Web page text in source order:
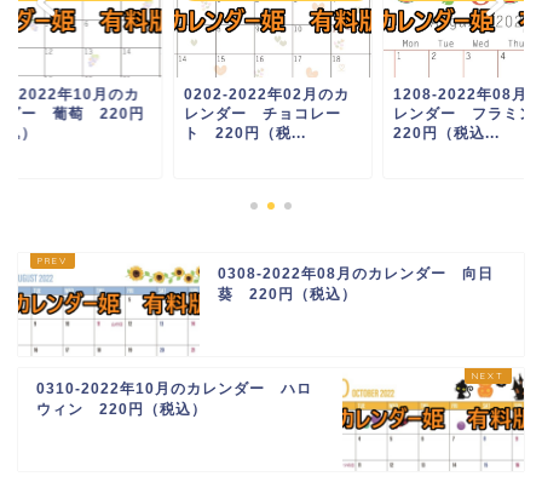
2022年10月のカ
ダー 葡萄 220円
）
0202-2022年02月のカ
レンダー チョコレー
ト 220円（税...
1208-2022年08月
レンダー フラミ
220円（税込...
0308-2022年08月のカレンダー 向日
葵 220円（税込）
0310-2022年10月のカレンダー ハロ
ウィン 220円（税込）